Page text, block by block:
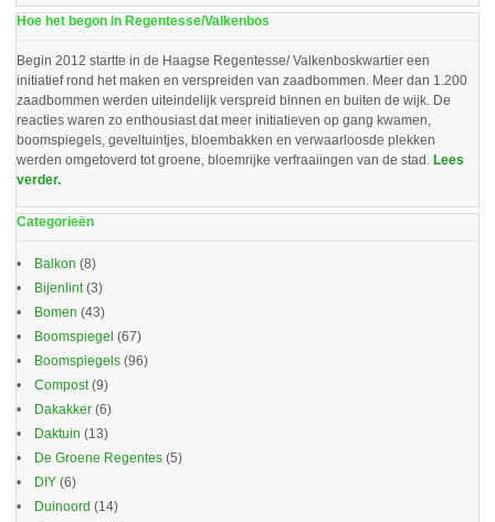
Hoe het begon in Regentesse/Valkenbos
Begin 2012 startte in de Haagse Regentesse/ Valkenboskwartier een
initiatief rond het maken en verspreiden van zaadbommen. Meer dan 1.200
zaadbommen werden uiteindelijk verspreid binnen en buiten de wijk. De
reacties waren zo enthousiast dat meer initiatieven op gang kwamen,
boomspiegels, geveltuintjes, bloembakken en verwaarloosde plekken
werden omgetoverd tot groene, bloemrijke verfraaiingen van de stad. Lees
verder.
Categorieën
Balkon (8)
Bijenlint(3)
Bomen (43)
Boomspiegel (67)
Boomspiegels (96)
Compost(9)
Dakakker (6)
Daktuin (13)
De Groene Regentes (5)
DIY (6)
Duinoord (14)